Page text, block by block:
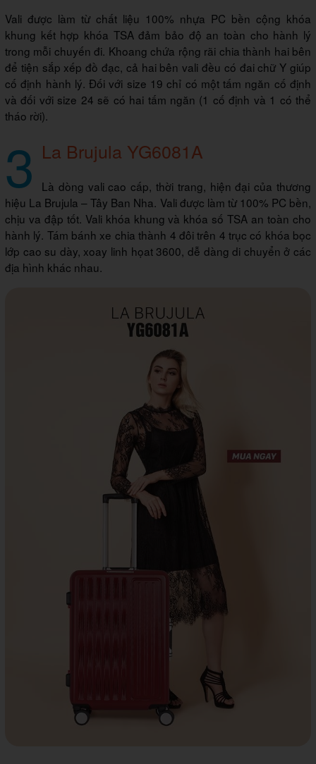
Vali được làm từ chất liệu 100% nhựa PC bền cộng khóa
khung kết hợp khóa TSA đảm bảo độ an toàn cho hành lý
trong mỗi chuyến đi. Khoang chứa rộng rãi chia thành hai bên
để tiện sắp xếp đồ đạc, cả hai bên vali đều có đai chữ Y giúp
cố định hành lý. Đối với size 19 chỉ có một tấm ngăn cố định
và đối với size 24 sẽ có hai tấm ngăn (1 cố định và 1 có thể
tháo rời).
3 La Brujula YG6081A
Là dòng vali cao cấp, thời trang, hiện đại của thương
hiệu La Brujula – Tây Ban Nha. Vali được làm từ 100% PC bền,
chịu va đập tốt. Vali khóa khung và khóa số TSA an toàn cho
hành lý. Tám bánh xe chia thành 4 đôi trên 4 trục có khóa bọc
lớp cao su dày, xoay linh họat 3600, dễ dàng di chuyển ở các
địa hình khác nhau.